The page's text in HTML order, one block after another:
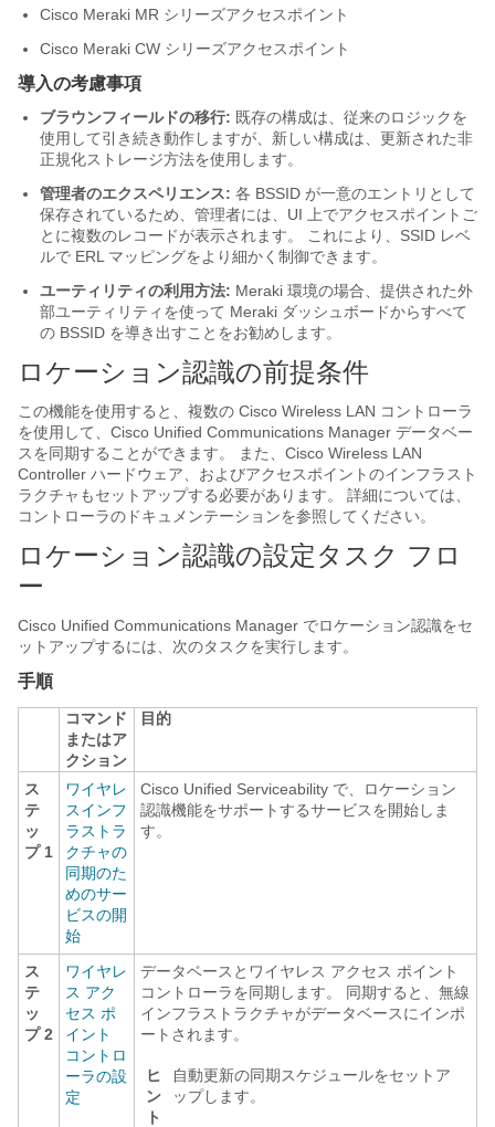
Cisco Meraki MR シリーズアクセスポイント
Cisco Meraki CW シリーズアクセスポイント
導入の考慮事項
ブラウンフィールドの移行: 既存の構成は、従来のロジックを
使用して引き続き動作しますが、新しい構成は、更新された非
正規化ストレージ方法を使用します。
管理者のエクスペリエンス: 各 BSSID が一意のエントリとして
保存されているため、管理者には、UI 上でアクセスポイントご
とに複数のレコードが表示されます。 これにより、SSID レベ
ルで ERL マッピングをより細かく制御できます。
ユーティリティの利用方法: Meraki 環境の場合、提供された外
部ユーティリティを使って Meraki ダッシュボードからすべて
の BSSID を導き出すことをお勧めします。
ロケーション認識の前提条件
この機能を使用すると、複数の Cisco Wireless LAN コントローラ
を使用して、Cisco Unified Communications Manager データベー
スを同期することができます。 また、Cisco Wireless LAN
Controller ハードウェア、およびアクセスポイントのインフラスト
ラクチャもセットアップする必要があります。 詳細については、
コントローラのドキュメンテーションを参照してください。
ロケーション認識の設定タスク フロ
ー
Cisco Unified Communications Manager でロケーション認識をセ
ットアップするには、次のタスクを実行します。
手順
コマンド
またはア
クション
目的
ス
テ
ッ
プ 1
ワイヤレ
スインフ
ラストラ
クチャの
同期のた
めのサー
ビスの開
始
Cisco Unified Serviceability で、ロケーション
認識機能をサポートするサービスを開始しま
す。
ス
テ
ッ
プ 2
ワイヤレ
ス アク
セス ポ
イント
コントロ
ーラの設
定
データベースとワイヤレス アクセス ポイント
コントローラを同期します。 同期すると、無線
インフラストラクチャがデータベースにインポ
ートされます。
ヒ
ン
ト
自動更新の同期スケジュールをセットア
ップします。